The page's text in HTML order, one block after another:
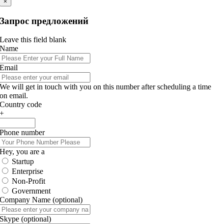
Запрос предложений
Leave this field blank
Name
Email
We will get in touch with you on this number after scheduling a time
on email.
Country code
+
Phone number
Hey, you are a
Startup
Enterprise
Non-Profit
Government
Company Name (optional)
Skype (optional)